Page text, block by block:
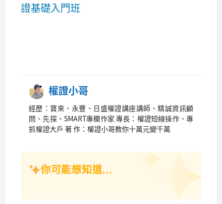
證基礎入門班
權證小哥
經歷：寶來、永豐、日盛權證講座講師、精誠資訊顧
問、先探、SMART專欄作家 專長：權證短線操作、專
抓權證大戶 著 作：權證小哥教你十萬元變千萬
你可能想知道...